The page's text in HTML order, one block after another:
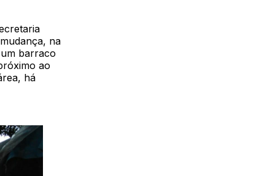
na
barraco
ao
há